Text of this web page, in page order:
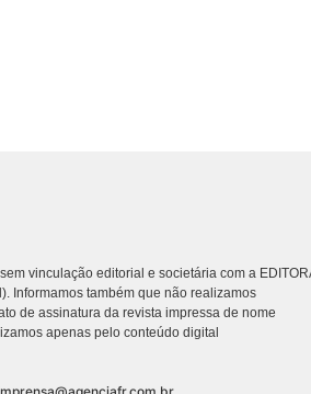
vinculação editorial e societária com a
Informamos também que não realizamos
de assinatura da revista impressa de nome
apenas pelo conteúdo digital